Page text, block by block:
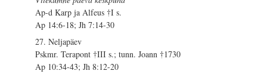
Ap-d Karp ja Alfeus †I s.
Ap 14:6-18; Jh 7:14-30
27. Neljapäev
Pskmr. Terapont †III s.; tunn. Joann †1730
Ap 10:34-43; Jh 8:12-20